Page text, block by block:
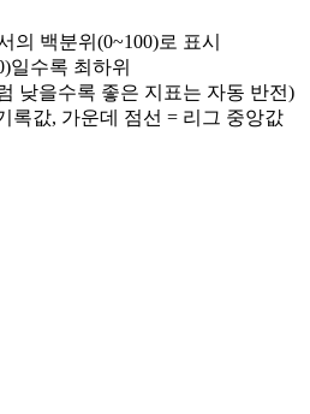
의 백분위(0~100)로 표시
일수록 최하위
낮을수록 좋은 지표는 자동 반전)
록값, 가운데 점선 = 리그 중앙값